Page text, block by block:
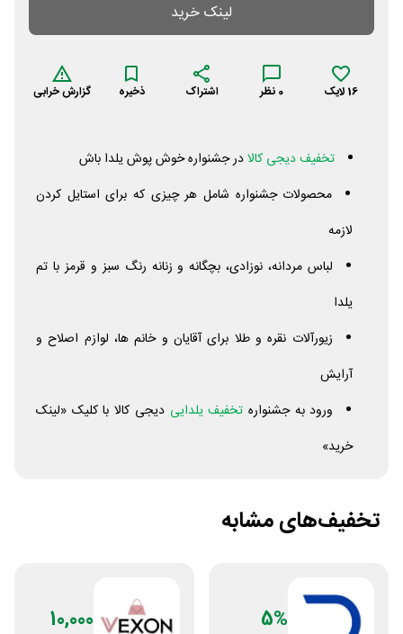
لینک خرید
16 لایک 0 نظر اشتراک ذخیره گزارش خرابی
تخفیف دیجی کالادر جشنواره خوش پوش یلدا باش
محصولات جشنواره شامل هر چیزی که برای استایل کردن
لازمه
لباس مردانه، نوزادی، بچگانه و زنانه رنگ سبز و قرمز با تم
یلدا
زیورآلات نقره و طلا برای آقایان و خانم ها، لوازم اصلاح و
آرایش
‌ورود به جشنواره تخفیف یلدایی دیجی کالا با کلیک «لینک
خرید»
تخفیف‌های مشابه
5%
10,000